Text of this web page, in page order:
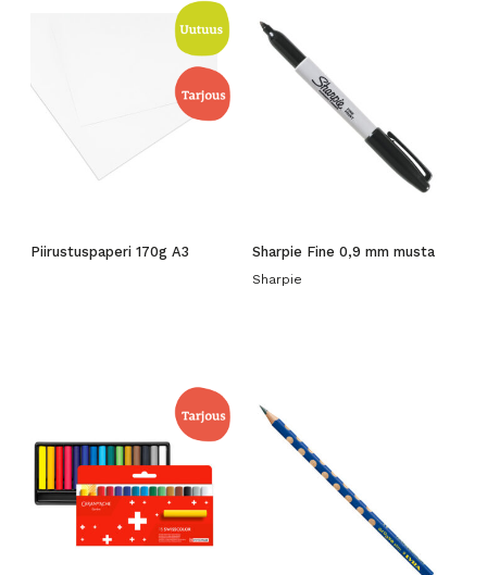
Piirustuspaperi 170g A3 Sharpie Fine 0,9 mm musta
Sharpie